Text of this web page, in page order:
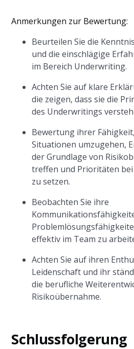
Anmerkungen zur Bewertung:
Beurteilen Sie die
und die einschlägige
im Bereich Underwriting.
Achten Sie auf klare
die zeigen, dass sie die
des Underwritings
Bewertung ihrer
Situationen umzugehen,
der Grundlage von
treffen und Prioritäten
zu setzen.
Beobachten Sie ihre
effektiv im Team zu
Achten Sie auf ihren
Leidenschaft und ihr
die berufliche
Risikoübernahme.
Schlussfolgerung